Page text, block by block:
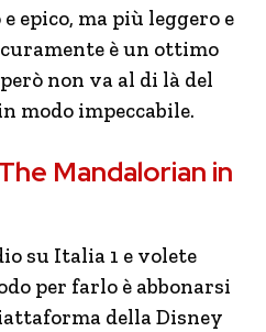
epico, ma più leggero e
è un ottimo
non va al di là del
modo impeccabile.
Mandalorian in
su Italia 1 e volete
per farlo è abbonarsi
della Disney